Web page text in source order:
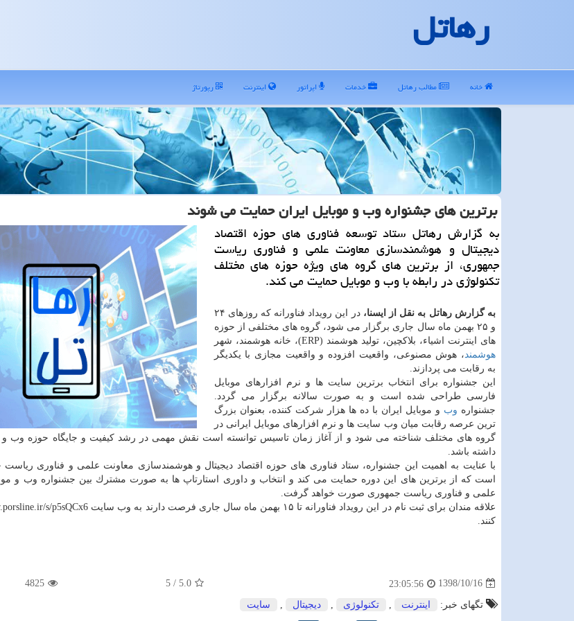
رهاتل
خانه مطالب رهاتل خدمات اپراتور اینترنت رپورتاژ
برترین های جشنواره وب و موبایل ایران حمایت می شوند
به گزارش رهاتل ستاد توسعه فناوری های حوزه اقتصاد
دیجیتال و هوشمندسازی معاونت علمی و فناوری ریاست
جمهوری، از برترین های گروه های ویژه حوزه های مختلف
تكنولوژی در رابطه با وب و موبایل حمایت می كند.
به گزارش رهاتل به نقل از ایسنا،
در این رویداد فناورانه كه روزهای ۲۴
و ۲۵ بهمن ماه سال جاری برگزار می شود، گروه های مختلفی از حوزه
های اینترنت اشیاء، بلاكچین، تولید هوشمند (ERP)، خانه هوشمند، شهر
هوشمند ، هوش مصنوعی، واقعیت افزوده و واقعیت مجازی با یكدیگر
به رقابت می پردازند.
این جشنواره برای انتخاب برترین سایت ها و نرم افزارهای موبایل
فارسی طراحی شده است و به صورت سالانه برگزار می گردد.
جشنواره وب و موبایل ایران با ده ها هزار شركت كننده، بعنوان بزرگ
ترین عرصه رقابت میان وب سایت ها و نرم افزارهای موبایل ایرانی در
گروه های مختلف شناخته می شود و از آغاز زمان تاسیس توانسته است نقش مهمی در رشد كیفیت و جایگاه حوزه وب و
داشته باشد.
با عنایت به اهمیت این جشنواره، ستاد فناوری های حوزه اقتصاد دیجیتال و هوشمندسازی معاونت علمی و فناوری ریاست
است كه از برترین های این دوره حمایت می كند و انتخاب و داوری استارتاپ ها به صورت مشترك بین جشنواره وب و
علمی و فناوری ریاست جمهوری صورت خواهد گرفت.
كنند.
1398/10/16
23:05:56
5.0
/
5
4825
تگهای خبر: اینترنت تكنولوژی دیجیتال سایت